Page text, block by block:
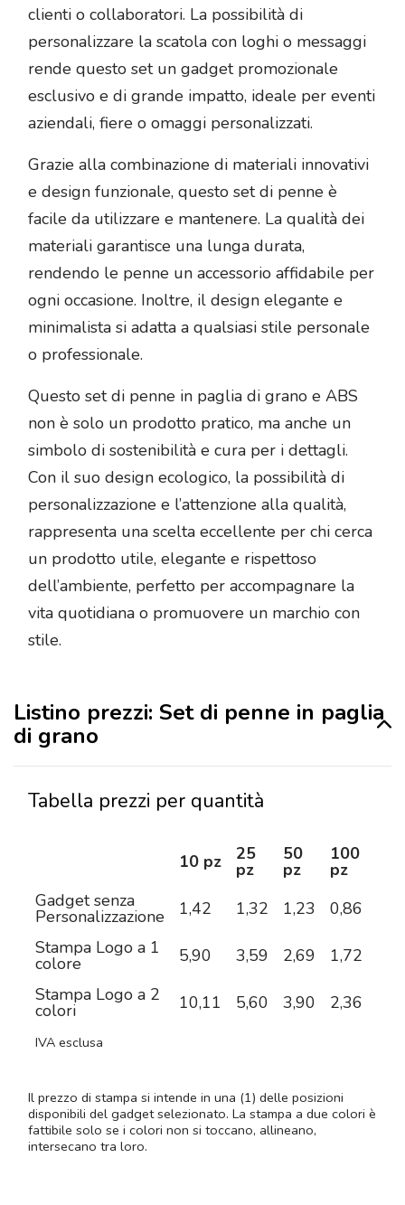
clienti o collaboratori. La possibilità di
personalizzare la scatola con loghi o messaggi
rende questo set un gadget promozionale
esclusivo e di grande impatto, ideale per eventi
aziendali, fiere o omaggi personalizzati.
Grazie alla combinazione di materiali innovativi
e design funzionale, questo set di penne è
facile da utilizzare e mantenere. La qualità dei
materiali garantisce una lunga durata,
rendendo le penne un accessorio affidabile per
ogni occasione. Inoltre, il design elegante e
minimalista si adatta a qualsiasi stile personale
o professionale.
Questo set di penne in paglia di grano e ABS
non è solo un prodotto pratico, ma anche un
simbolo di sostenibilità e cura per i dettagli.
Con il suo design ecologico, la possibilità di
personalizzazione e l’attenzione alla qualità,
rappresenta una scelta eccellente per chi cerca
un prodotto utile, elegante e rispettoso
dell’ambiente, perfetto per accompagnare la
vita quotidiana o promuovere un marchio con
stile.
Listino prezzi: Set di penne in paglia
di grano
Tabella prezzi per quantità
10 pz 25
pz
50
pz
100
pz
Gadget senza
Personalizzazione 1,42 1,32 1,23 0,86
Stampa Logo a 1
colore 5,90 3,59 2,69 1,72
Stampa Logo a 2
colori 10,11 5,60 3,90 2,36
IVA esclusa
Il prezzo di stampa si intende in una (1) delle posizioni
disponibili del gadget selezionato. La stampa a due colori è
fattibile solo se i colori non si toccano, allineano,
intersecano tra loro.